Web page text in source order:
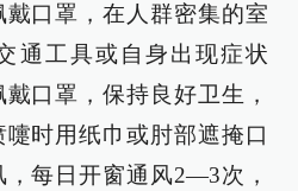
口罩，在人群密集的室
通工具或自身出现症状
口罩，保持良好卫生，
时用纸巾或肘部遮掩口
每日开窗通风2—3次，